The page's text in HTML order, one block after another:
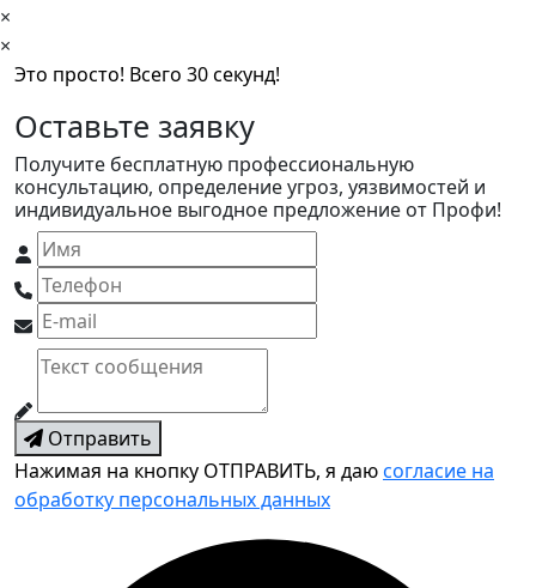
×
×
Это просто! Всего 30 секунд!
Оставьте заявку
Получите бесплатную профессиональную
консультацию, определение угроз, уязвимостей и
индивидуальное выгодное предложение от Профи!
Отправить
Нажимая на кнопку ОТПРАВИТЬ, я даюсогласие на
обработку персональных данных